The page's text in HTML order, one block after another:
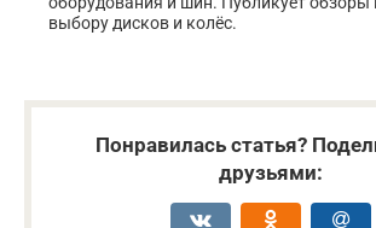
выбору дисков и колёс.
Понравилась статья?
друзьями: